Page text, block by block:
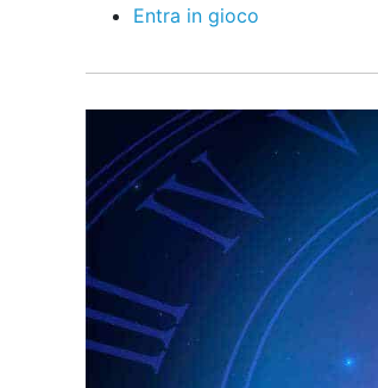
Entra in gioco